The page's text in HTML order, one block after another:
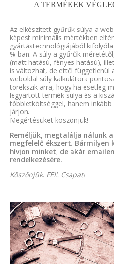
A TERMÉKEK
Az elkészített gyűrűk súlya a
képest minimális mértékben
gyártástechnológiájából
%-ban. A súly a gyűrűk
(matt hatású, fényes hatású),
is változhat, de ettől függetlenül
weboldal súly kalkulátora
törekszik arra, hogy ha esetleg
legyártott termék súlya és a
többletköltséggel, hanem inkább
járjon.
Megértésüket köszönjük!
Reméljük, megtalálja nálunk
megfelelő ékszert. Bármilyen
hívjon minket, de akár
rendelkezésére.
Köszönjük, FEIL Csapat!